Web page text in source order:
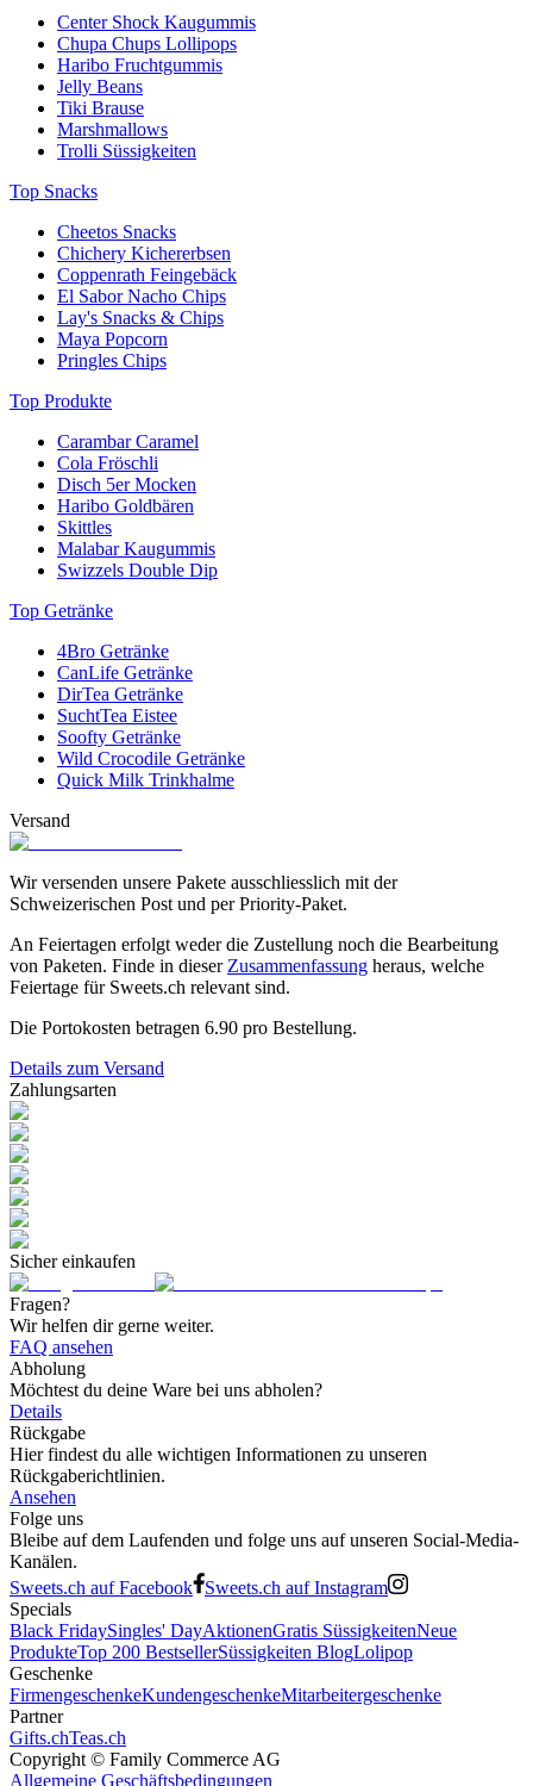
Center Shock Kaugummis
Chupa Chups Lollipops
Haribo Fruchtgummis
Jelly Beans
Tiki Brause
Marshmallows
Trolli Süssigkeiten
Top Snacks
Cheetos Snacks
Chichery Kichererbsen
Coppenrath Feingebäck
El Sabor Nacho Chips
Lay's Snacks & Chips
Maya Popcorn
Pringles Chips
Top Produkte
Carambar Caramel
Cola Fröschli
Disch 5er Mocken
Haribo Goldbären
Skittles
Malabar Kaugummis
Swizzels Double Dip
Top Getränke
4Bro Getränke
CanLife Getränke
DirTea Getränke
SuchtTea Eistee
Soofty Getränke
Wild Crocodile Getränke
Quick Milk Trinkhalme
Versand
Wir versenden unsere Pakete ausschliesslich mit der
Schweizerischen Post und per Priority-Paket.
An Feiertagen erfolgt weder die Zustellung noch die Bearbeitung
von Paketen. Finde in dieser Zusammenfassung heraus, welche
Feiertage für Sweets.ch relevant sind.
Die Portokosten betragen 6.90 pro Bestellung.
Details zum Versand
Zahlungsarten
Sicher einkaufen
Fragen?
Wir helfen dir gerne weiter.
FAQ ansehen
Abholung
Möchtest du deine Ware bei uns abholen?
Details
Rückgabe
Hier findest du alle wichtigen Informationen zu unseren
Rückgaberichtlinien.
Ansehen
Folge uns
Bleibe auf dem Laufenden und folge uns auf unseren Social-Media-
Kanälen.
Sweets.ch auf Facebook
Sweets.ch auf Instagram
Specials
Black FridaySingles' DayAktionenGratis SüssigkeitenNeue
ProdukteTop 200 BestsellerSüssigkeiten BlogLolipop
Geschenke
FirmengeschenkeKundengeschenkeMitarbeitergeschenke
Partner
Gifts.chTeas.ch
Copyright © Family Commerce AG
Allgemeine Geschäftsbedingungen